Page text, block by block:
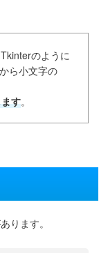
のように
ら小文字の
す。
ります。